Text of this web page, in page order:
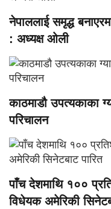
नेपाललाई समृद्ध
: अध्यक्ष ओली
काठमाडौ उपत्यकाका ग्यास डिपोमा
परिचालन
पाँच देशमाथि १००
विधेयक अमेरिकी